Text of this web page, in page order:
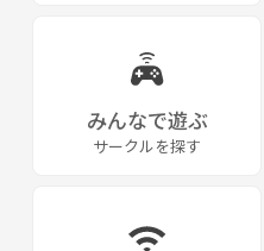
みんなで遊ぶ
サークルを探す